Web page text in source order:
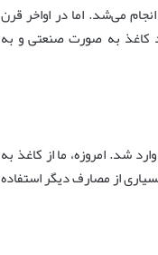
می‌شد. اما در اواخر قرن
کاغذ به صورت صنعتی و به
شد. امروزه، ما از کاغذ به
از مصارف دیگر استفاده